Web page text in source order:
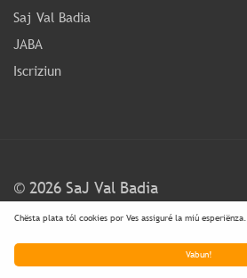
Vabun!
Chësta plata tól cookies por Ves assiguré la miú esperiënza.
Saj Val Badia
JABA
Iscriziun
© 2026 SaJ Val Badia
FAQ